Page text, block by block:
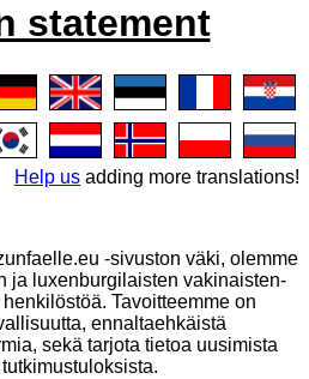
statement
Help us adding more translations!
-sivuston väki, olemme
ja luxenburgilaisten vakinaisten-
Tavoitteemme on
ennaltaehkäistä
sekä tarjota tietoa uusimista